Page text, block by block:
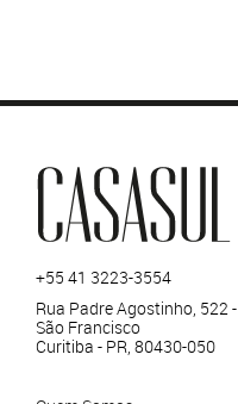
+55 41 3223-3554
Rua Padre Agostinho, 522 -
São Francisco
Curitiba - PR, 80430-050